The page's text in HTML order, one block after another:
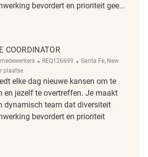
bevordert en prioriteit gee...
Coordinator REQ127267
COORDINATOR
ReqId
REQ126699 Plaats
Santa Fe, New
plaatse
elke dag nieuwe kansen om te
en jezelf te overtreffen. Je maakt
dynamisch team dat diversiteit
bevordert en prioriteit
Coordinator REQ126699